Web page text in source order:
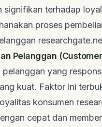
signifikan terhadap
proses
Pelanggan
pelanggan yang
kuat. Faktor ini
konsumen
cepat dan